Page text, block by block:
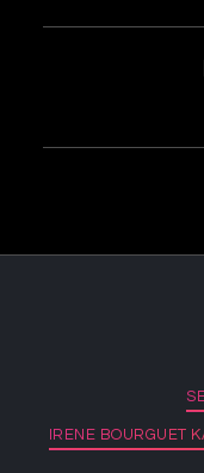
IRENE BOURGUET